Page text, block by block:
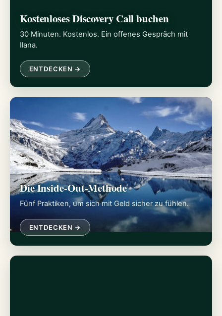
Kostenloses Discovery Call buchen
30 Minuten. Kostenlos. Ein offenes Gespräch mit
Ilana.
ENTDECKEN →
Die Inside-Out-Methode
Fünf Praktiken, um sich mit Geld sicher zu fühlen.
ENTDECKEN →